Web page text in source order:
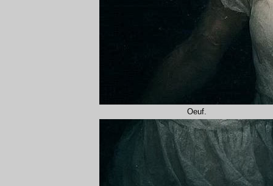
Oeuf.